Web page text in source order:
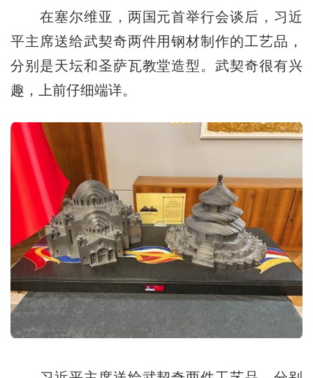
在塞尔维亚，两国元首举行会谈后，习近
平主席送给武契奇两件用钢材制作的工艺品，
分别是天坛和圣萨瓦教堂造型。武契奇很有兴
趣，上前仔细端详。